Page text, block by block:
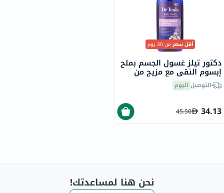
أقل سعرمن 30 يوم
دكتور تيلز غسول الجسم بملح
إبسوم النقي مع مزيج من
الميلاتونين 710 مل
التوصيل اليوم
34.13
45.50
نحن هنا لمساعدتك!